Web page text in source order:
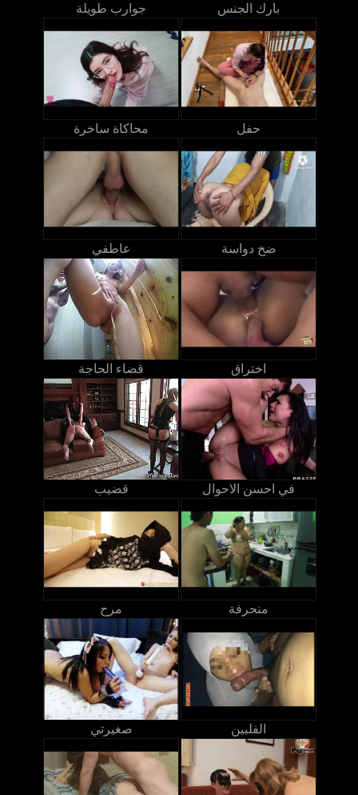
جوارب طويلة بارك الجنس
محاكاة ساخرة حفل
عاطفي ضخ دواسة
قضاء الحاجة اختراق
قضيب في احسن الاحوال
مرح منحرفة
صغيرتي الفلبين